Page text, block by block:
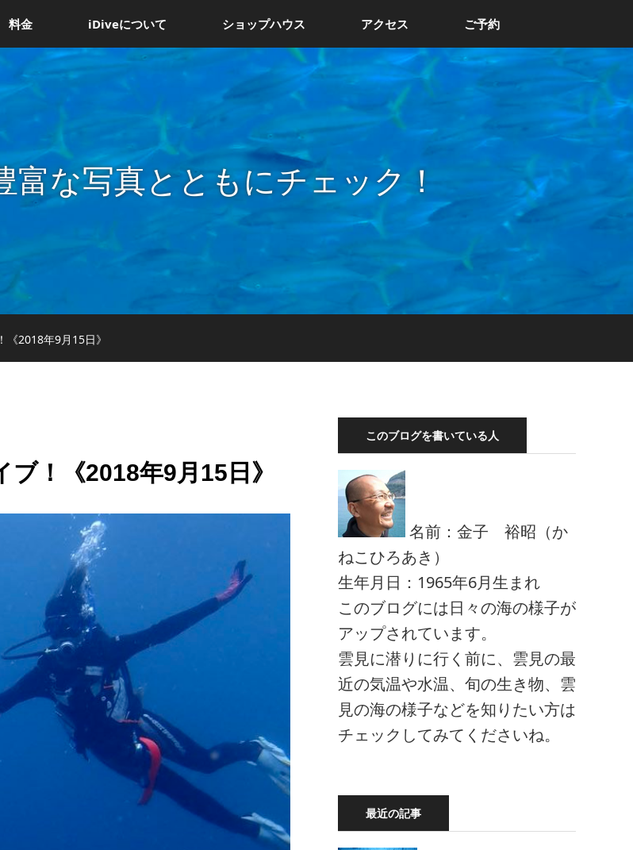
料金 iDiveについて ショップハウス アクセス ご予約
富な写真とともにチェック！
2018年9月15日》
！《2018年9月15日》
このブログを書いている人
名前：金子 裕昭（か
ねこひろあき）
生年月日：1965年6月生まれ
このブログには日々の海の様子が
アップされています。
雲見に潜りに行く前に、雲見の最
近の気温や水温、旬の生き物、雲
見の海の様子などを知りたい方は
チェックしてみてくださいね。
最近の記事